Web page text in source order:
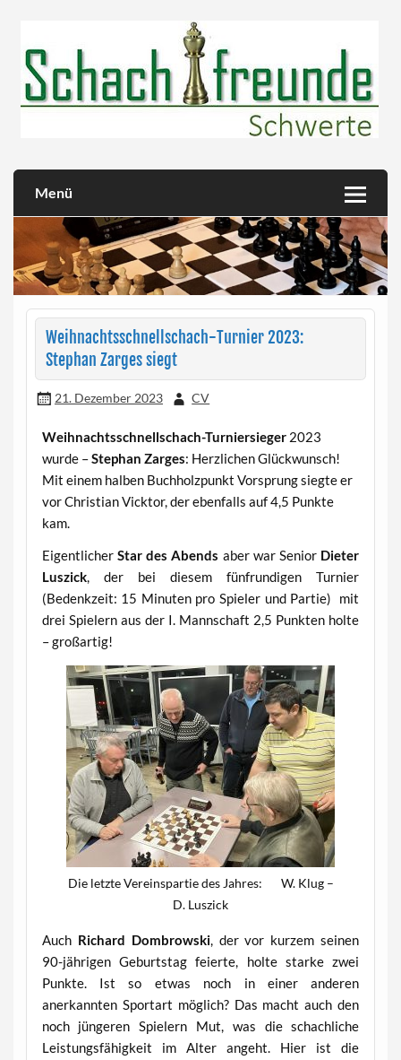
Menü
Weihnachtsschnellschach-Turnier 2023:
Stephan Zarges siegt
21. Dezember 2023 CV
Weihnachtsschnellschach-Turniersieger2023
wurde –Stephan Zarges: Herzlichen Glückwunsch!
Mit einem halben Buchholzpunkt Vorsprung siegte er
vor Christian Vicktor, der ebenfalls auf 4,5 Punkte
kam.
Eigentlicher Star des Abends aber war Senior Dieter
Luszick, der bei diesem fünfrundigen Turnier
(Bedenkzeit: 15 Minuten pro Spieler und Partie) mit
drei Spielern aus der I. Mannschaft 2,5 Punkten holte
– großartig!
Die letzte Vereinspartie des Jahres: W. Klug –
D. Luszick
Auch Richard Dombrowski, der vor kurzem seinen
90-jährigen Geburtstag feierte, holte starke zwei
Punkte. Ist so etwas noch in einer anderen
anerkannten Sportart möglich? Das macht auch den
noch jüngeren Spielern Mut, was die schachliche
Leistungsfähigkeit im Alter angeht. Hier ist die